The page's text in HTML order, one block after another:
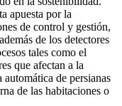
apuesta por la
de control y gestión,
de los detectores
tales como el
que afectan a la
de persianas
de las habitaciones o